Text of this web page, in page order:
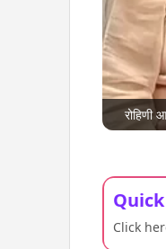
रोहिणी
Click